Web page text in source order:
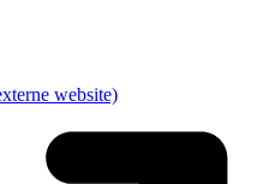
website)